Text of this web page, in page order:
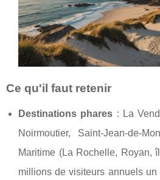
Ce qu'il faut retenir
Destinations phares : La
Noirmoutier, Saint-Jean-de-
Maritime (La Rochelle, Royan,
millions de visiteurs annuels